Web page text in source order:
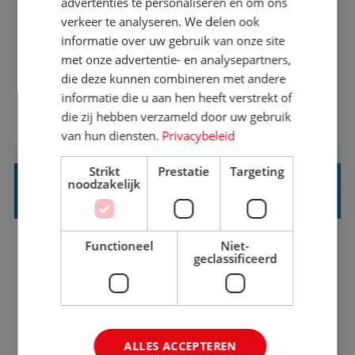
Met jouw ervaring in de reisbranche of
achtergrond in toerisme ben je klaar voor de
volgende stap. Vanaf je stoel reis je de hele
wereld over en speel je moeiteloos in op de
wensen van je team, je klant en wat er in de
reiswereld gebeurt. Met je enthousiasme weet je
klanten te overtuigen om die droomreis te
boeken! ...
BEKIJK VACATURE
REISADVISEUR ALLROUND
Aalsmeer, Noord-Holland, Nederland
Baan
MBO
het nu voor jezelf is, of voor een ander: jij vindt
verkeer te analyseren. We delen ook
informatie over uw gebruik van onze site
met onze advertentie- en analysepartners,
die deze kunnen combineren met andere
informatie die u aan hen heeft verstrekt of
die zij hebben verzameld door uw gebruik
van hun diensten. Privacybeleid
Strikt
noodzakelijk
Prestatie Targeting
Functioneel
Niet-
geclassificeerd
ALLES ACCEPTEREN